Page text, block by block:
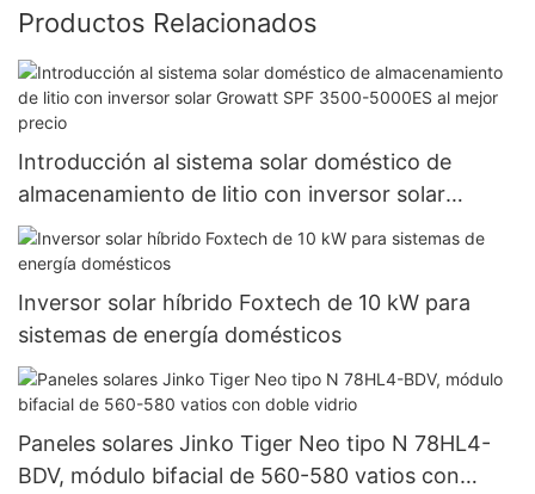
Productos Relacionados
Introducción al sistema solar doméstico de
almacenamiento de litio con inversor solar
Growatt SPF 3500-5000ES al mejor precio
Inversor solar híbrido Foxtech de 10 kW para
sistemas de energía domésticos
Paneles solares Jinko Tiger Neo tipo N 78HL4-
BDV, módulo bifacial de 560-580 vatios con